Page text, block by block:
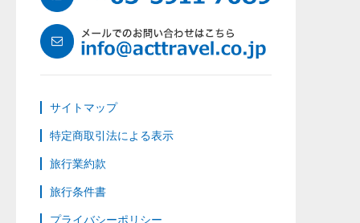
サイトマップ
特定商取引法による表示
旅行業約款
旅行条件書
プライバシーポリシー